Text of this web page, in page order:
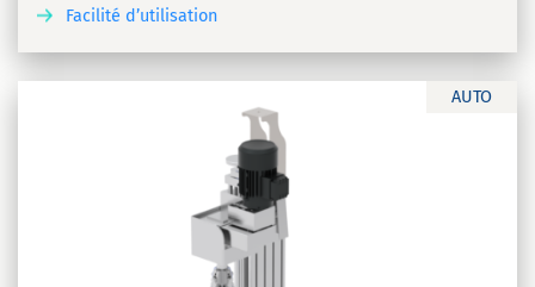
Facilité d’utilisation
AUTO